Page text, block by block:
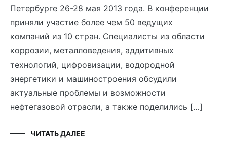
Петербурге 26-28 мая 2013 года. В конференции
приняли участие более чем 50 ведущих
компаний из 10 стран. Специалисты из области
коррозии, металловедения, аддитивных
технологий, цифровизации, водородной
энергетики и машиностроения обсудили
актуальные проблемы и возможности
нефтегазовой отрасли, а также поделились […]
ЧИТАТЬ ДАЛЕЕ